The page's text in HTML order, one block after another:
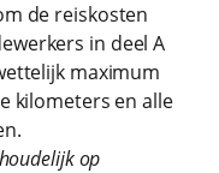
de reiskosten
in deel A
maximum
kilometers en alle
op